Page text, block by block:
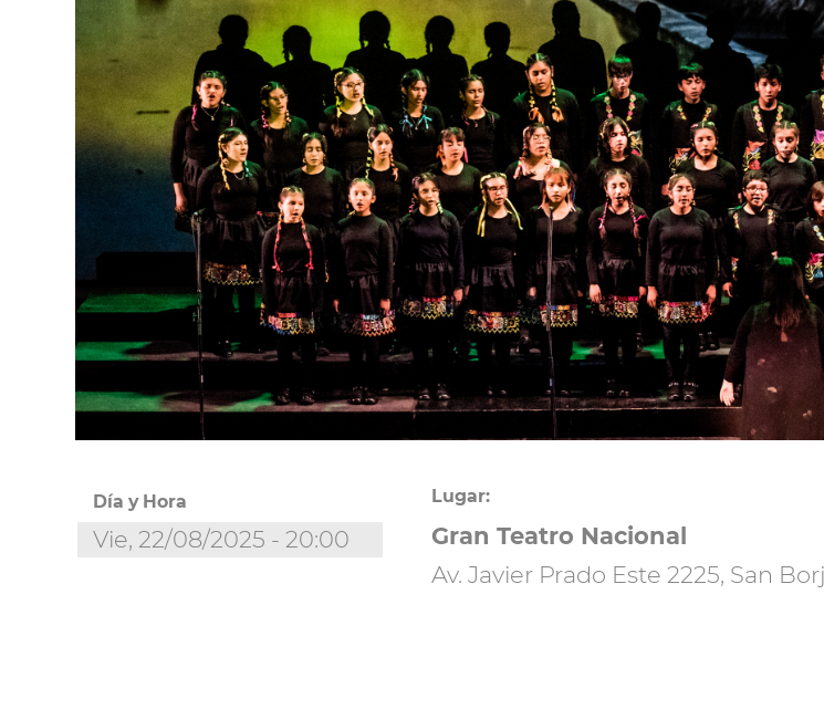
Día y Hora
Vie, 22/08/2025 - 20:00
Lugar:
Gran Teatro Nacional
Av. Javier Prado Este 2225, San